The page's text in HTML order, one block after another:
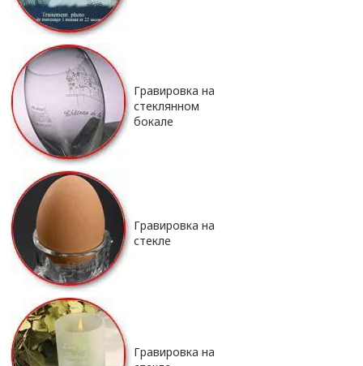
Гравировка на
стеклянном
бокале
Гравировка на
стекле
Гравировка на